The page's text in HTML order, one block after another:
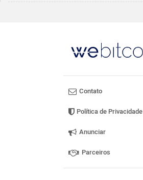
Contato
Política de Privacidade
Anunciar
Parceiros